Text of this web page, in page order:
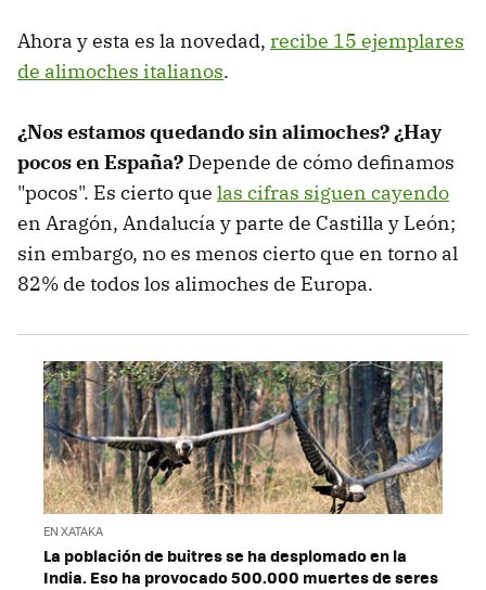
Ahora y esta es la novedad, recibe 15 ejemplares
de alimoches italianos.
¿Nos estamos quedando sin alimoches? ¿Hay
pocos en España? Depende de cómo definamos
"pocos". Es cierto que las cifras siguen cayendo
en Aragón, Andalucía y parte de Castilla y León;
sin embargo, no es menos cierto que en torno al
82% de todos los alimoches de Europa.
EN XATAKA
La población de buitres se ha desplomado en la
India. Eso ha provocado 500.000 muertes de seres